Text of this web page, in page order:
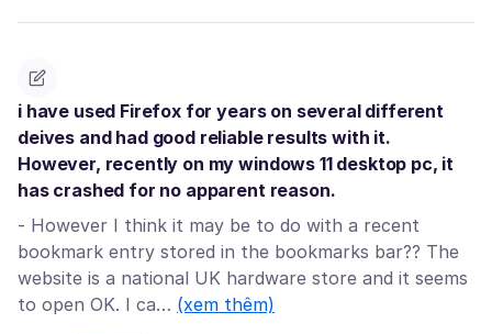
i have used Firefox for years on several different
deives and had good reliable results with it.
However, recently on my windows 11 desktop pc, it
has crashed for no apparent reason.
- However I think it may be to do with a recent
bookmark entry stored in the bookmarks bar?? The
website is a national UK hardware store and it seems
to open OK. I ca… (xem thêm)